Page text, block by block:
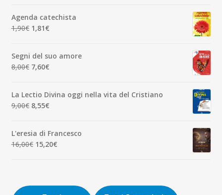
era:
7,00€.
è:
6,65€.
Agenda catechista
1,90€ Il
era:
1,90€.
1,81€Il
è:
1,81€.
Segni del suo amore
8,00€ Il
era:
8,00€.
7,60€Il
è:
7,60€.
La Lectio Divina oggi nella vita del Cristiano
9,00€ Il
era:
9,00€.
8,55€Il
è:
8,55€.
L'eresia di Francesco
16,00€ Il
16,00€.
15,20€Il
15,20€.